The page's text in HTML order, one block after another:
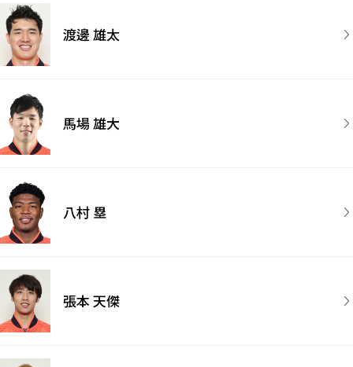
渡邊 雄太
馬場 雄大
八村 塁
張本 天傑